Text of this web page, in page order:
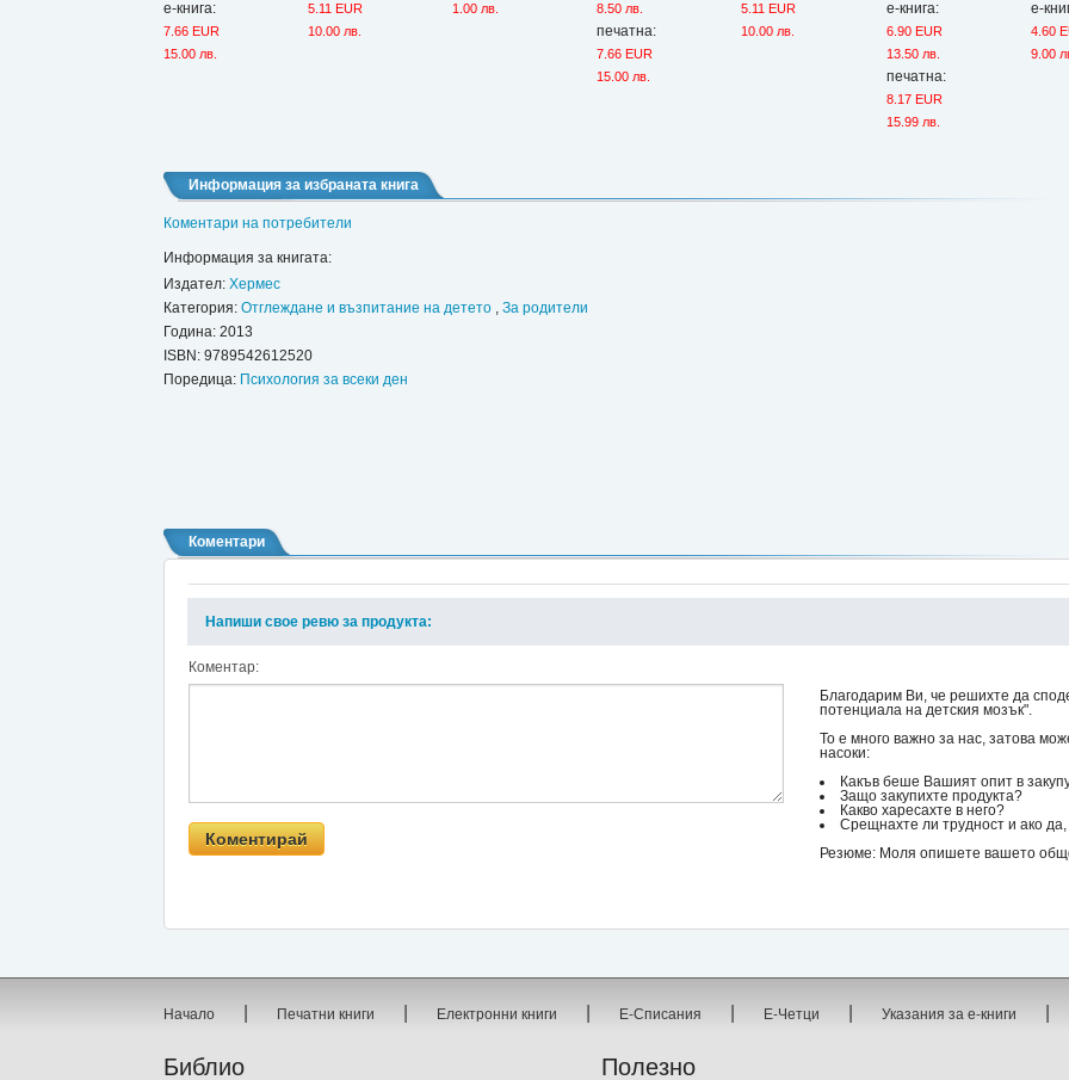
е-книга:
7.66 EUR
15.00 лв.
5.11 EUR
10.00 лв.
1.00 лв.
8.50 лв.
печатна:
7.66 EUR
15.00 лв.
5.11 EUR
10.00 лв.
е-книга:
6.90 EUR
13.50 лв.
печатна:
8.17 EUR
15.99 лв.
е-
4.60
9.00
Информация за избраната книга
Коментари на потребители
Информация за книгата:
Издател: Хермес
Категория: Отглеждане и възпитание на детето , За родители
Година: 2013
ISBN: 9789542612520
Поредица: Психология за всеки ден
Коментари
Напиши свое ревю за продукта:
Коментар:
Благодарим Ви, че решихте да
потенциала на детския мозък".
То е много важно за нас, затова
насоки:
Какъв беше Вашият опит в
Защо закупихте продукта?
Какво харесахте в него?
Срещнахте ли трудност и ако да,
Резюме: Моля опишете вашето
Начало | Печатни книги | Електронни книги | Е-Списания | Е-Четци | Указания за е-книги |
Библио Полезно